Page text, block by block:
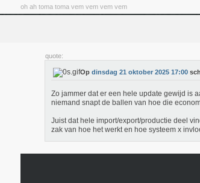
oh ah toma toma vem vem vem vem
quote:
Op dinsdag 21 oktober 2025 17:00
Zo jammer dat er een hele update gewijd is
niemand snapt de ballen van hoe die
Juist dat hele import/export/productie deel
zak van hoe het werkt en hoe systeem x